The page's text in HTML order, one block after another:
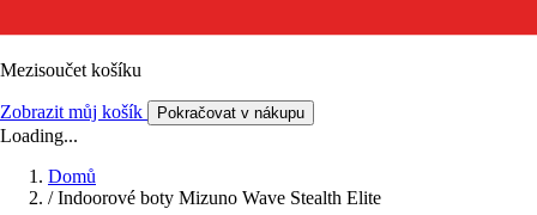
Mezisoučet košíku
Zobrazit můj košík Pokračovat v nákupu
Loading...
Domů
/ Indoorové boty Mizuno Wave Stealth Elite